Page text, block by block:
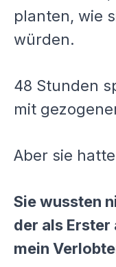
planten, wie
würden.
48 Stunden
mit
Aber sie
Sie wussten
der als Erster
mein